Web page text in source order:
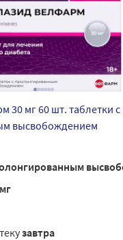
30 мг 60 шт. таблетки с
высвобождением
завтра